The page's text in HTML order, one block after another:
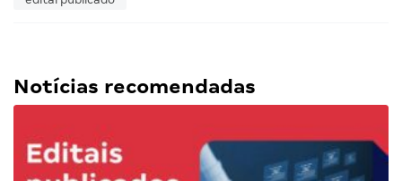
Notícias recomendadas